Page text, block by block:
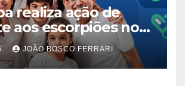
realiza ação de
aos escorpiões no
Carlos
JOÃO BOSCO FERRARI